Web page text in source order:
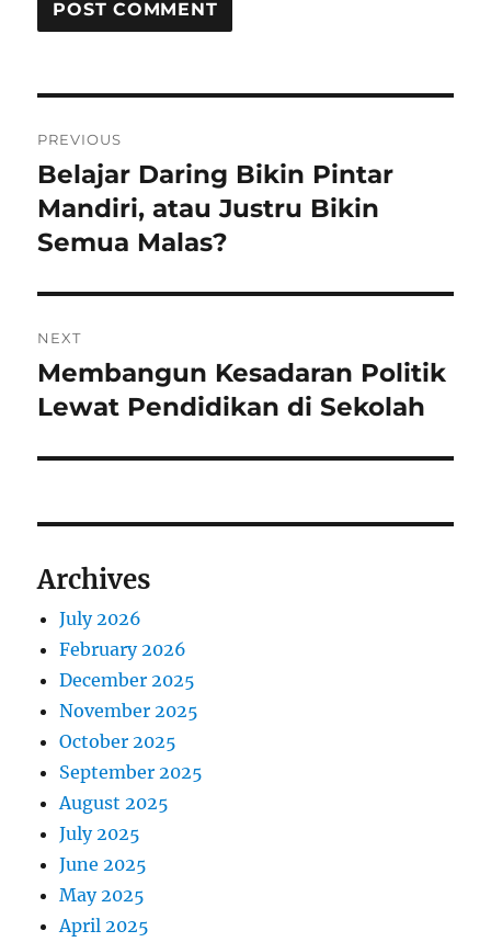
navigation
PREVIOUS
Previous
post:
Belajar Daring Bikin Pintar
Mandiri, atau Justru Bikin
Semua Malas?
NEXT
Next
post:
Membangun Kesadaran Politik
Lewat Pendidikan di Sekolah
Archives
July 2026
February 2026
December 2025
November 2025
October 2025
September 2025
August 2025
July 2025
June 2025
May 2025
April 2025